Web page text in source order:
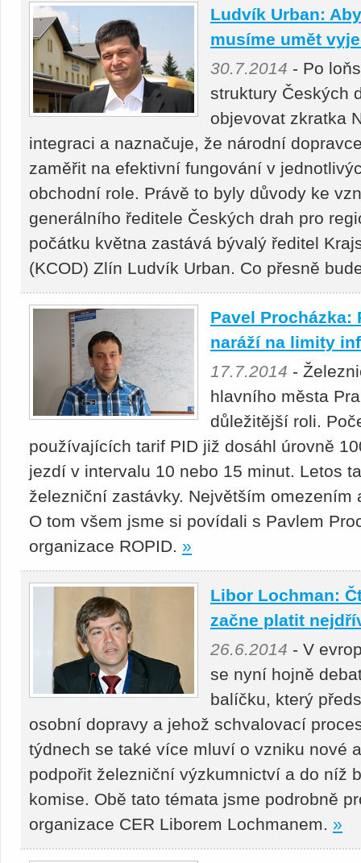
Ludvík Urban:
musíme umět
30.7.2014 - Po
struktury Českých
objevovat zkratka
integraci a naznačuje, že národní
zaměřit na efektivní fungování v
obchodní role. Právě to byly důvody ke
generálního ředitele Českých drah pro
počátku května zastává bývalý ředitel
(KCOD) Zlín Ludvík Urban. Co přesně
Pavel Procházka:
naráží na limity
17.7.2014 -
hlavního města
důležitější roli.
používajících tarif PID již dosáhl úrovně
jezdí v intervalu 10 nebo 15 minut. Letos
železniční zastávky. Největším omezením
O tom všem jsme si povídali s Pavlem
organizace ROPID. »
Libor Lochman:
začne platit
26.6.2014 - V
se nyní hojně
balíčku, který
osobní dopravy a jehož schvalovací
týdnech se také více mluví o vzniku nové
podpořit železniční výzkumnictví a do níž
komise. Obě tato témata jsme podrobně
organizace CER Liborem Lochmanem. »